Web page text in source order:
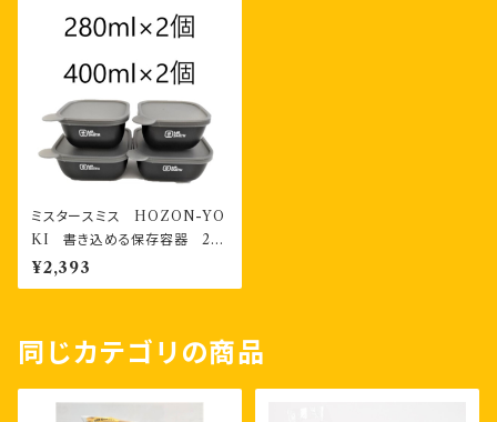
ミスタースミス HOZON-YO
KI 書き込める保存容器 28
0ml2個・400ml2個 計４個
お二人様セット
¥2,393
同じカテゴリの商品